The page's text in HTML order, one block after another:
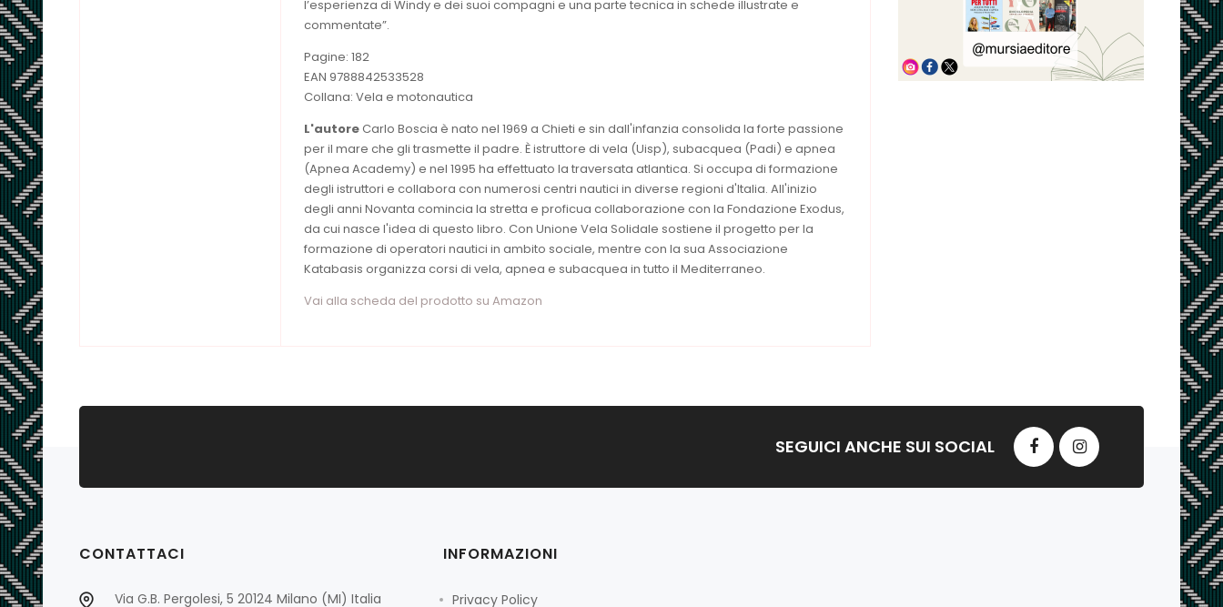
l’esperienza di Windy e dei suoi compagni e una parte tecnica in schede illustrate e
commentate”.
Pagine: 182
EAN 9788842533528
Collana: Vela e motonautica
L'autoreCarlo Boscia è nato nel 1969 a Chieti e sin dall'infanzia consolida la forte passione
per il mare che gli trasmette il padre. È istruttore di vela (Uisp), subacquea (Padi) e apnea
(Apnea Academy) e nel 1995 ha effettuato la traversata atlantica. Si occupa di formazione
degli istruttori e collabora con numerosi centri nautici in diverse regioni d'Italia. All'inizio
degli anni Novanta comincia la stretta e proficua collaborazione con la Fondazione Exodus,
da cui nasce l'idea di questo libro. Con Unione Vela Solidale sostiene il progetto per la
formazione di operatori nautici in ambito sociale, mentre con la sua Associazione
Katabasis organizza corsi di vela, apnea e subacquea in tutto il Mediterraneo.
Vai alla scheda del prodotto su Amazon
SEGUICI ANCHE SUI SOCIAL
CONTATTACI
Via G.B. Pergolesi, 5 20124 Milano (MI) Italia
INFORMAZIONI
Privacy Policy